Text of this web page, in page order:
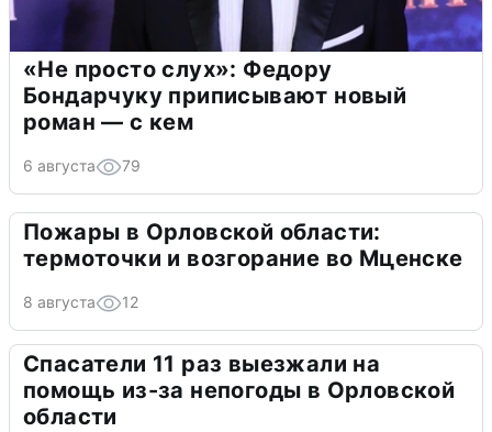
«Не просто слух»: Федору
Бондарчуку приписывают новый
роман — с кем
6 августа 79
Пожары в Орловской области:
термоточки и возгорание во Мценске
8 августа 12
Спасатели 11 раз выезжали на
помощь из-за непогоды в Орловской
области